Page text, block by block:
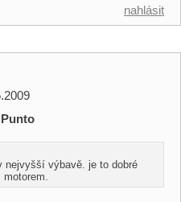
nahlásit
nejvyšší výbavě. je to dobré
motorem.